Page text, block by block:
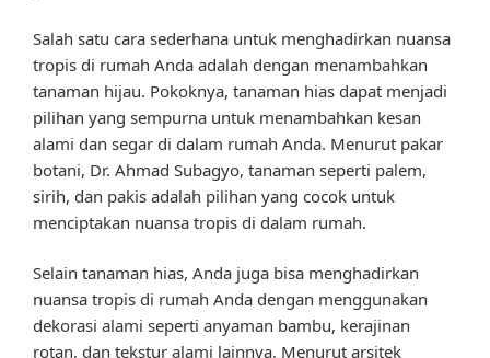
Salah satu cara sederhana untuk menghadirkan nuansa
tropis di rumah Anda adalah dengan menambahkan
tanaman hijau. Pokoknya, tanaman hias dapat menjadi
pilihan yang sempurna untuk menambahkan kesan
alami dan segar di dalam rumah Anda. Menurut pakar
botani, Dr. Ahmad Subagyo, tanaman seperti palem,
sirih, dan pakis adalah pilihan yang cocok untuk
menciptakan nuansa tropis di dalam rumah.
Selain tanaman hias, Anda juga bisa menghadirkan
nuansa tropis di rumah Anda dengan menggunakan
dekorasi alami seperti anyaman bambu, kerajinan
rotan, dan tekstur alami lainnya. Menurut arsitek